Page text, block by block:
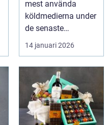
mest använda
köldmedierna under
de senaste
decennierna. Det
har haft en central
r...
14 januari 2026